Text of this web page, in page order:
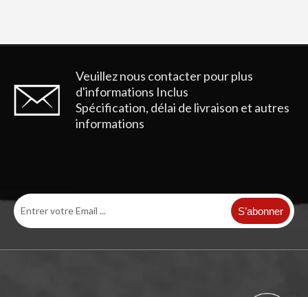
Veuillez nous contacter pour plus
d'informations Inclus
Spécification, délai de livraison et autres
informations
S’abonner